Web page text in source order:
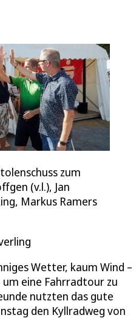
zum
(v.l.), Jan
Markus Ramers
Wetter, kaum Wind –
eine Fahrradtour zu
nutzten das gute
den Kyllradweg von